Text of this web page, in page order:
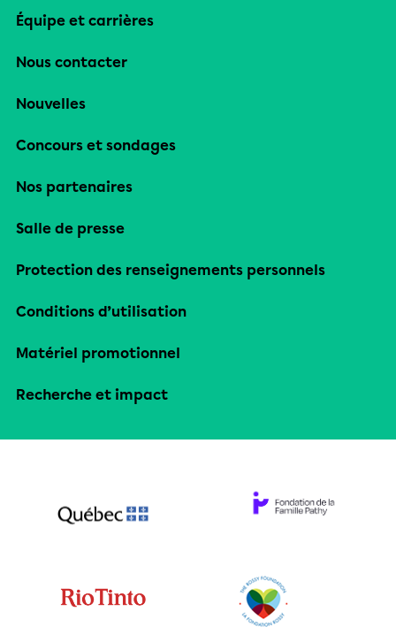
Équipe et carrières
Nous contacter
Nouvelles
Concours et sondages
Nos partenaires
Salle de presse
Protection des renseignements personnels
Conditions d’utilisation
Matériel promotionnel
Recherche et impact